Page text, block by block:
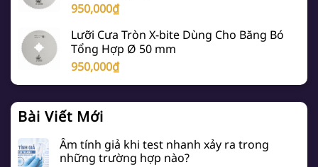
950,000₫
Lưỡi Cưa Tròn X-bite Dùng Cho Băng Bó
Tổng Hợp Ø 50 mm
950,000₫
Bài Viết Mới
Âm tính giả khi test nhanh xảy ra trong
những trường hợp nào?